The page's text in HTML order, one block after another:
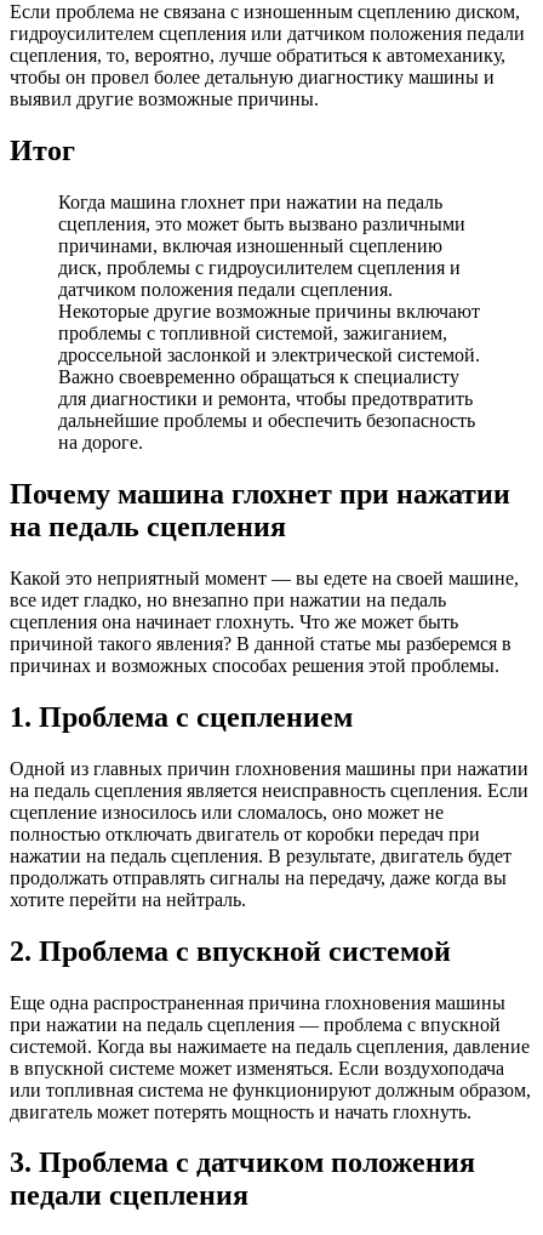
Если проблема не связана с изношенным сцеплению диском,
гидроусилителем сцепления или датчиком положения педали
сцепления, то, вероятно, лучше обратиться к автомеханику,
чтобы он провел более детальную диагностику машины и
выявил другие возможные причины.
Итог
Когда машина глохнет при нажатии на педаль
сцепления, это может быть вызвано различными
причинами, включая изношенный сцеплению
диск, проблемы с гидроусилителем сцепления и
датчиком положения педали сцепления.
Некоторые другие возможные причины включают
проблемы с топливной системой, зажиганием,
дроссельной заслонкой и электрической системой.
Важно своевременно обращаться к специалисту
для диагностики и ремонта, чтобы предотвратить
дальнейшие проблемы и обеспечить безопасность
на дороге.
Почему машина глохнет при нажатии
на педаль сцепления
Какой это неприятный момент — вы едете на своей машине,
все идет гладко, но внезапно при нажатии на педаль
сцепления она начинает глохнуть. Что же может быть
причиной такого явления? В данной статье мы разберемся в
причинах и возможных способах решения этой проблемы.
1. Проблема с сцеплением
Одной из главных причин глохновения машины при нажатии
на педаль сцепления является неисправность сцепления. Если
сцепление износилось или сломалось, оно может не
полностью отключать двигатель от коробки передач при
нажатии на педаль сцепления. В результате, двигатель будет
продолжать отправлять сигналы на передачу, даже когда вы
хотите перейти на нейтраль.
2. Проблема с впускной системой
Еще одна распространенная причина глохновения машины
при нажатии на педаль сцепления — проблема с впускной
системой. Когда вы нажимаете на педаль сцепления, давление
в впускной системе может изменяться. Если воздухоподача
или топливная система не функционируют должным образом,
двигатель может потерять мощность и начать глохнуть.
3. Проблема с датчиком положения
педали сцепления